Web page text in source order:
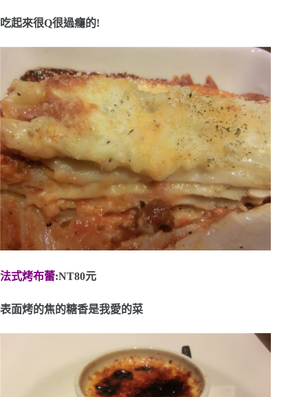
吃起來很Q很過癮的!
法式烤布蕾:NT80元
表面烤的焦的糖香是我愛的菜